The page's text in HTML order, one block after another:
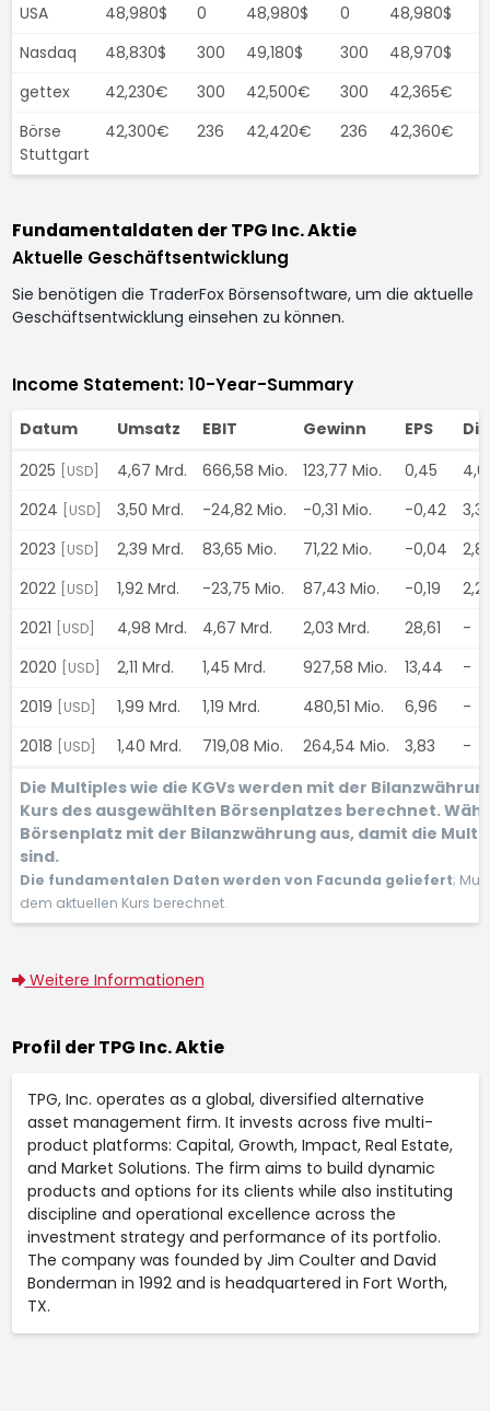
USA 48,980$ 0 48,980$ 0
48,980$
Nasdaq
48,830$ 300 49,180$ 300
48,970$
gettex
42,230€ 300 42,500€ 300
42,365€
Börse
Stuttgart
42,300€ 236 42,420€ 236 42,360€
Fundamentaldaten der TPG Inc. Aktie
Aktuelle Geschäftsentwicklung
Sie benötigen die TraderFox Börsensoftware, um die aktuelle
Geschäftsentwicklung einsehen zu können.
Income Statement: 10-Year-Summary
Datum Umsatz EBIT Gewinn EPS
2025
[USD] 4,67 Mrd. 666,58 Mio. 123,77 Mio. 0,45
2024
[USD] 3,50 Mrd. -24,82 Mio. -0,31 Mio. -0,42
2023
[USD] 2,39 Mrd. 83,65 Mio. 71,22 Mio. -0,04
2022
[USD] 1,92 Mrd. -23,75 Mio. 87,43 Mio. -0,19
2021
[USD] 4,98 Mrd. 4,67 Mrd. 2,03 Mrd. 28,61
-
2020
[USD] 2,11 Mrd. 1,45 Mrd. 927,58 Mio. 13,44
-
2019
[USD] 1,99 Mrd. 1,19 Mrd. 480,51 Mio. 6,96
-
2018
[USD] 1,40 Mrd. 719,08 Mio. 264,54 Mio. 3,83
-
Die Multiples wie die KGVs werden mit der
Kurs des ausgewählten Börsenplatzes berechnet.
Börsenplatz mit der Bilanzwährung aus, damit die
sind.
Die fundamentalen Daten werden von Facunda geliefert;
dem aktuellen Kurs berechnet.
Weitere Informationen
Profil der TPG Inc. Aktie
TPG, Inc. operates as a global, diversified alternative
asset management firm. It invests across five multi-
product platforms: Capital, Growth, Impact, Real Estate,
and Market Solutions. The firm aims to build dynamic
products and options for its clients while also instituting
discipline and operational excellence across the
investment strategy and performance of its portfolio.
The company was founded by Jim Coulter and David
Bonderman in 1992 and is headquartered in Fort Worth,
TX.